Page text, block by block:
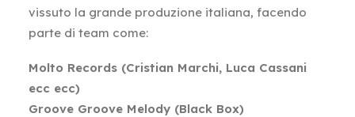
vissuto la grande produzione italiana, facendo
parte di team come:
Molto Records (Cristian Marchi, Luca Cassani
ecc ecc)
Groove Groove Melody (Black Box)